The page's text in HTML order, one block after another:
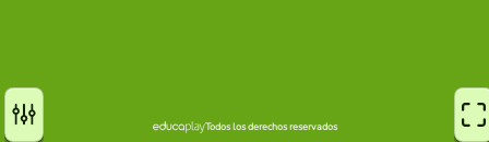
Todos los derechos reservados